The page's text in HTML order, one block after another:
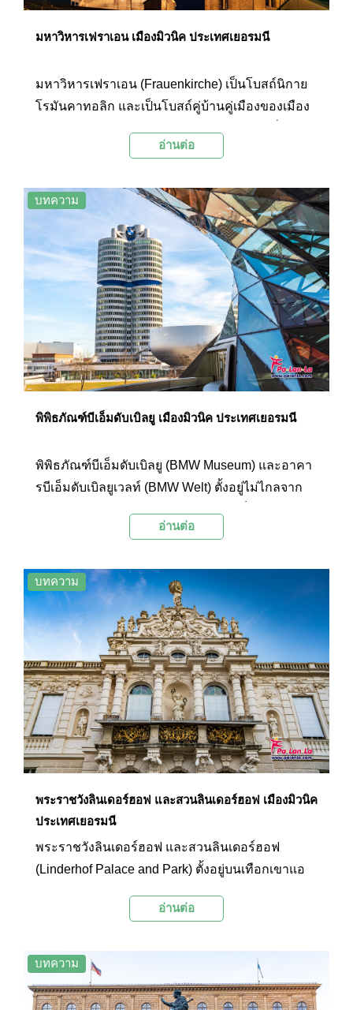
เมือง นอกจากนี้จัตุรัสมาเรียนปลาทซ์ยังเป็นสถานที่
ฉลองแชมป์ของสโมสรฟุตบอลบาเยิร์นมิวนิคอีกด้วย
และเป็นหนึ่งสถานที่ท่องเที่ยวยอดนิยมของเมืองมิ
วนิค
มหาวิหารเฟราเอน เมืองมิวนิค ประเทศเยอรมนี
มหาวิหารเฟราเอน (Frauenkirche) เป็นโบสถ์นิกาย
โรมันคาทอลิก และเป็นโบสถ์คู่บ้านคู่เมืองของเมือง
ทรงหัวหอมอยู่ที่ด้านบน เป็นหนึ่งในแลนด์มาร์กของ
เมืองเก่า โดยเฉพาะบริเวณจัตุรัสมาเรียนปลาทซ์ที่
เป็นศูนย์กลางการท่องเที่ยวของเมืองมิวนิค ด้านใน
มหาวิหารตกแต่งอย่างเรียบง่าย บริเวณหอคอยทิศใต้
นั้นเป็นหอชมเมืองความสูงราว 99 เมตรที่สามารถ
มองเห็นภาพมุมกว้างของเมืองมิวนิคอันน่าประทับใจ
และสามารถมองเห็นเทือกเขาแอลป์ที่อยู่กลออกไป
ทางทิศใต้ได้อีกด้วย ที่นี่จึงเป็นอีกหนึ่งสถานที่ที่ได้รับ
ความนิยมจากนักท่องเที่ยวเมื่อมาเยือนเมืองมิวนิค
อ่านต่อ
บทความ
พิพิธภัณฑ์บีเอ็มดับเบิลยู เมืองมิวนิค ประเทศเยอรมนี
พิพิธภัณฑ์บีเอ็มดับเบิลยู (BMW Museum) และอาคา
รบีเอ็มดับเบิลยูเวลท์ (BMW Welt) ตั้งอยู่ไม่ไกลจาก
เป็นอาคารทรงกลมสีเงินซึ่งเรียกกันว่าพิพิธภัณฑ์ทรง
เวลท์มีความโดดเด่นด้วยอาคารทรงนาฬิกาทรายที่
ตกแต่งด้วยกระจกรูปทรงเรขาคณิต ทั้งสองอาคารอยู่
ใกล้กับสำนักงานใหญ่ของบีเอ็มดับเบิลยูกรุ๊ป จัดเป็น
สองแลนด์มาร์กอีกแห่งหนึ่งของเมืองมิวนิคที่นักท่อง
เที่ยวและผู้ที่ชื่นชอบด้านยานยนต์ให้ความสนใจเป็น
อย่างมาก ด้านในพิพิธภัณฑ์จัดแสดงข้อมูลและยาน
ยนต์บีเอ็มดับเบิลยูในตั้งแต่ในอดีตจนถึงปัจจุบัน มีรอบ
เข้าชมที่มีบรรยายภาษาอังกฤษและภาษาเยอรมันให้
เลือกได้ตามต้องการ ผู้เข้าชมจะได้เข้าถึงข้อมูลเชิง
ลึกว่าทำไมแบรนด์บีเอ็มดับเบิลยูถึงเป็น หนึ่งใน
แบรนด์รถยนต์ชั้นนำของโลก นอกจากในส่วนของ
พิพิธภัณฑ์แล้ว ในละแวกเดียวกันยังเป็นพื้นที่ของบีเอ็
มดับเบิลยูสำนักงานใหญ่ (BMW Headquarter) และ
ฐานการผลิต BMW Group Plant อีกด้วย ที่นี่จึงเป็น
อ่านต่อ
บทความ
พระราชวังลินเดอร์ฮอฟ และสวนลินเดอร์ฮอฟ เมืองมิวนิค
ประเทศเยอรมนี
พระราชวังลินเดอร์ฮอฟ และสวนลินเดอร์ฮอฟ
(Linderhof Palace and Park) ตั้งอยู่บนเทือกเขาแอ
เมืองมิวนิค มีความสวยงามด้วยสถาปัตยกรรมร็อค
ซายน์ในประเทศฝรั่งเศส ในส่วนของสวนก็ได้จำลอง
มาจากสวนของแวร์ซายน์เช่นกัน พระราชวังแห่งนี้
ยังเป็นหนึ่งในปราสาทของกษัตริย์ลุดวิกที่ 2 แห่งบา
อ่านต่อ
บทความ